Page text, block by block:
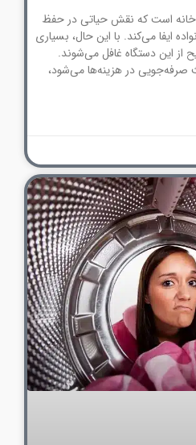
خانه است که نقش حیاتی در حفظ
ایفا می‌کند. با این حال، بسیاری
از این دستگاه غافل می‌شوند.
صرفه‌جویی در هزینه‌ها می‌شود،